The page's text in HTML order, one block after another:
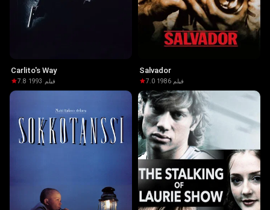
Carlito's Way
7.8·1993 · فيلم
Salvador
7.0·1986· فيلم